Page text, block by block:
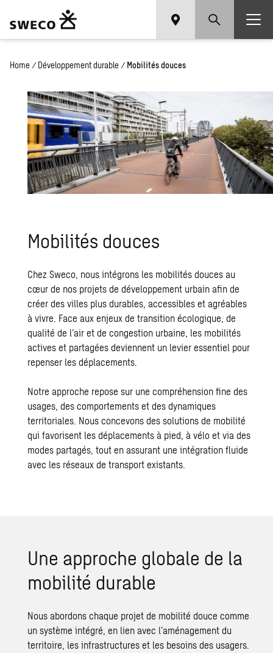
Home / Développement durable / Mobilités douces
Mobilités douces
Chez Sweco, nous intégrons les mobilités douces au
cœur de nos projets de développement urbain afin de
créer des villes plus durables, accessibles et agréables
à vivre. Face aux enjeux de transition écologique, de
qualité de l’air et de congestion urbaine, les mobilités
actives et partagées deviennent un levier essentiel pour
repenser les déplacements.
Notre approche repose sur une compréhension fine des
usages, des comportements et des dynamiques
territoriales. Nous concevons des solutions de mobilité
qui favorisent les déplacements à pied, à vélo et via des
modes partagés, tout en assurant une intégration fluide
avec les réseaux de transport existants.
Une approche globale de la
mobilité durable
Nous abordons chaque projet de mobilité douce comme
un système intégré, en lien avec l’aménagement du
territoire, les infrastructures et les besoins des usagers.